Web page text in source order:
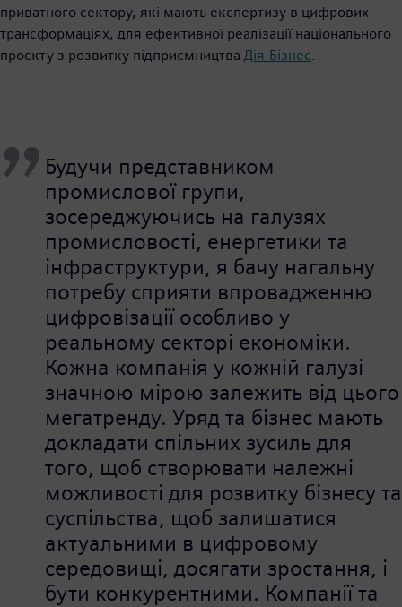
приватного сектору, які мають експертизу в цифрових
трансформаціях, для ефективної реалізації національного
проєкту з розвитку підприємництва Дія.Бізнес.
Будучи представником
промислової групи,
зосереджуючись на галузях
промисловості, енергетики та
інфраструктури, я бачу нагальну
потребу сприяти впровадженню
цифровізації особливо у
реальному секторі економіки.
Кожна компанія у кожній галузі
значною мірою залежить від цього
мегатренду. Уряд та бізнес мають
докладати спільних зусиль для
того, щоб створювати належні
можливості для розвитку бізнесу та
суспільства, щоб залишатися
актуальними в цифровому
середовищі, досягати зростання, і
бути конкурентними. Компанії та